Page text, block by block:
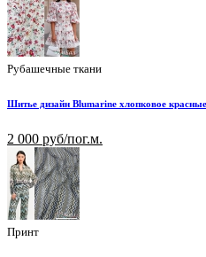
Рубашечные ткани
Шитье дизайн Blumarine хлопковое
2 000 руб/пог.м.
Принт